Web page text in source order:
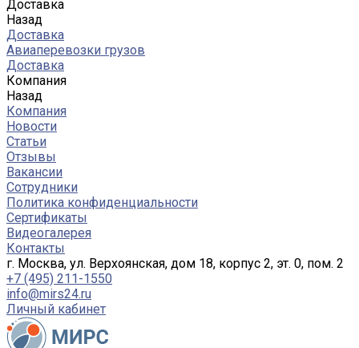
Доставка
Назад
Доставка
Авиаперевозки грузов
Доставка
Компания
Назад
Компания
Новости
Статьи
Отзывы
Вакансии
Сотрудники
Политика конфиденциальности
Сертификаты
Видеогалерея
Контакты
г. Москва, ул. Верхоянская, дом 18, корпус 2, эт. 0, пом. 2
+7 (495) 211-1550
info@mirs24.ru
Личный кабинет